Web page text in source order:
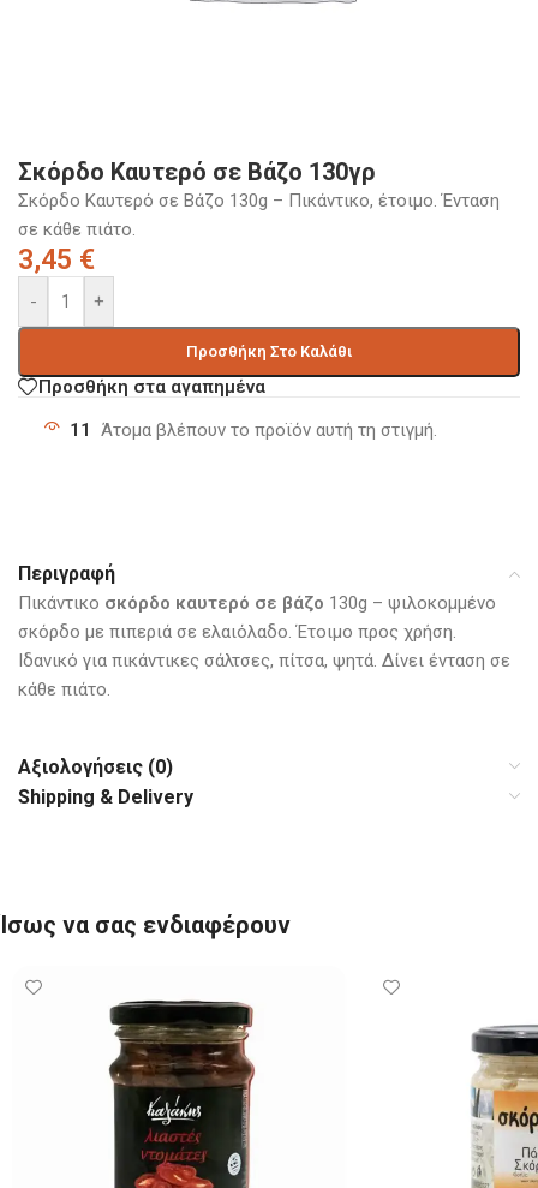
Σκόρδο Καυτερό σε Βάζο 130γρ
Σκόρδο Καυτερό σε Βάζο 130g – Πικάντικο, έτοιμο. Ένταση
σε κάθε πιάτο.
3,45 €
- +
Προσθήκη Στο Καλάθι
Προσθήκη στα αγαπημένα
11 Άτομα βλέπουν το προϊόν αυτή τη στιγμή.
Περιγραφή
Πικάντικο σκόρδο καυτερό σε βάζο 130g – ψιλοκομμένο
σκόρδο με πιπεριά σε ελαιόλαδο. Έτοιμο προς χρήση.
Ιδανικό για πικάντικες σάλτσες, πίτσα, ψητά. Δίνει ένταση σε
κάθε πιάτο.
Αξιολογήσεις (0)
Shipping & Delivery
Ίσως να σας ενδιαφέρουν